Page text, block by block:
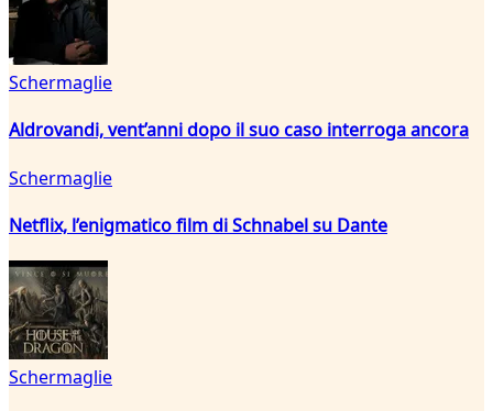
Schermaglie
Aldrovandi, vent’anni dopo il suo caso interroga ancora
Schermaglie
Netflix, l’enigmatico film di Schnabel su Dante
Schermaglie